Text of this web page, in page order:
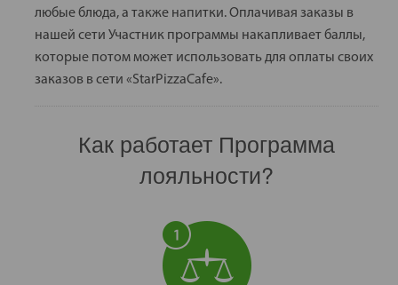
любые блюда, а также напитки. Оплачивая заказы в
нашей сети Участник программы накапливает баллы,
которые потом может использовать для оплаты своих
заказов в сети «StarPizzaCafe».
Как работает Программа
лояльности?